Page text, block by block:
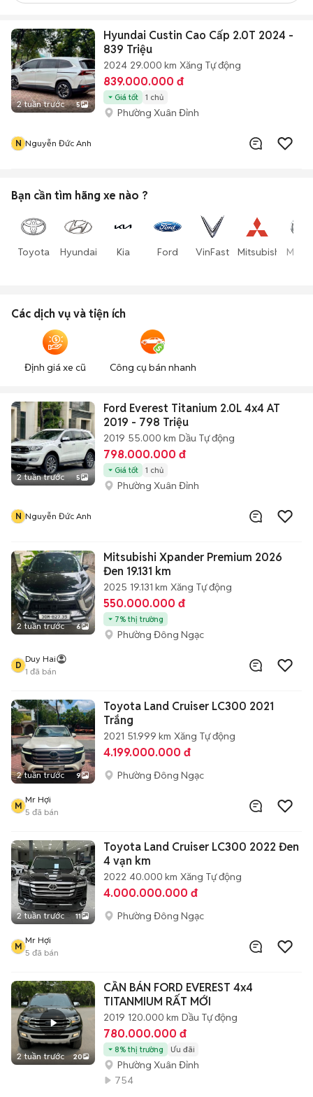
2 tuần trước 5
Hyundai Custin Cao Cấp 2.0T 2024 -
839 Triệu
2024 29.000 km Xăng Tự động
839.000.000 đ
Giá tốt 1 chủ
Phường Xuân Đỉnh
N Nguyễn Đức Anh
Bạn cần tìm hãng xe nào ?
Toyota Hyundai Kia Ford VinFast Mitsubishi
Các dịch vụ và tiện ích
Định giá xe cũ Công cụ bán nhanh
2 tuần trước 5
Ford Everest Titanium 2.0L 4x4 AT
2019 - 798 Triệu
2019 55.000 km Dầu Tự động
798.000.000 đ
Giá tốt 1 chủ
Phường Xuân Đỉnh
N Nguyễn Đức Anh
2 tuần trước 6
Mitsubishi Xpander Premium 2026
Đen 19.131 km
2025 19.131 km Xăng Tự động
550.000.000 đ
7% thị trường
Phường Đông Ngạc
D
Duy Hai
1 đã bán
2 tuần trước 9
Toyota Land Cruiser LC300 2021
Trắng
2021 51.999 km Xăng Tự động
4.199.000.000 đ
Phường Đông Ngạc
M
Mr Hợi
5 đã bán
2 tuần trước 11
Toyota Land Cruiser LC300 2022 Đen
4 vạn km
2022 40.000 km Xăng Tự động
4.000.000.000 đ
Phường Đông Ngạc
M
Mr Hợi
5 đã bán
2 tuần trước 20
CẦN BÁN FORD EVEREST 4x4
TITANMIUM RẤT MỚI
2019 120.000 km Dầu Tự động
780.000.000 đ
8% thị trường Ưu đãi
Phường Xuân Đỉnh
754